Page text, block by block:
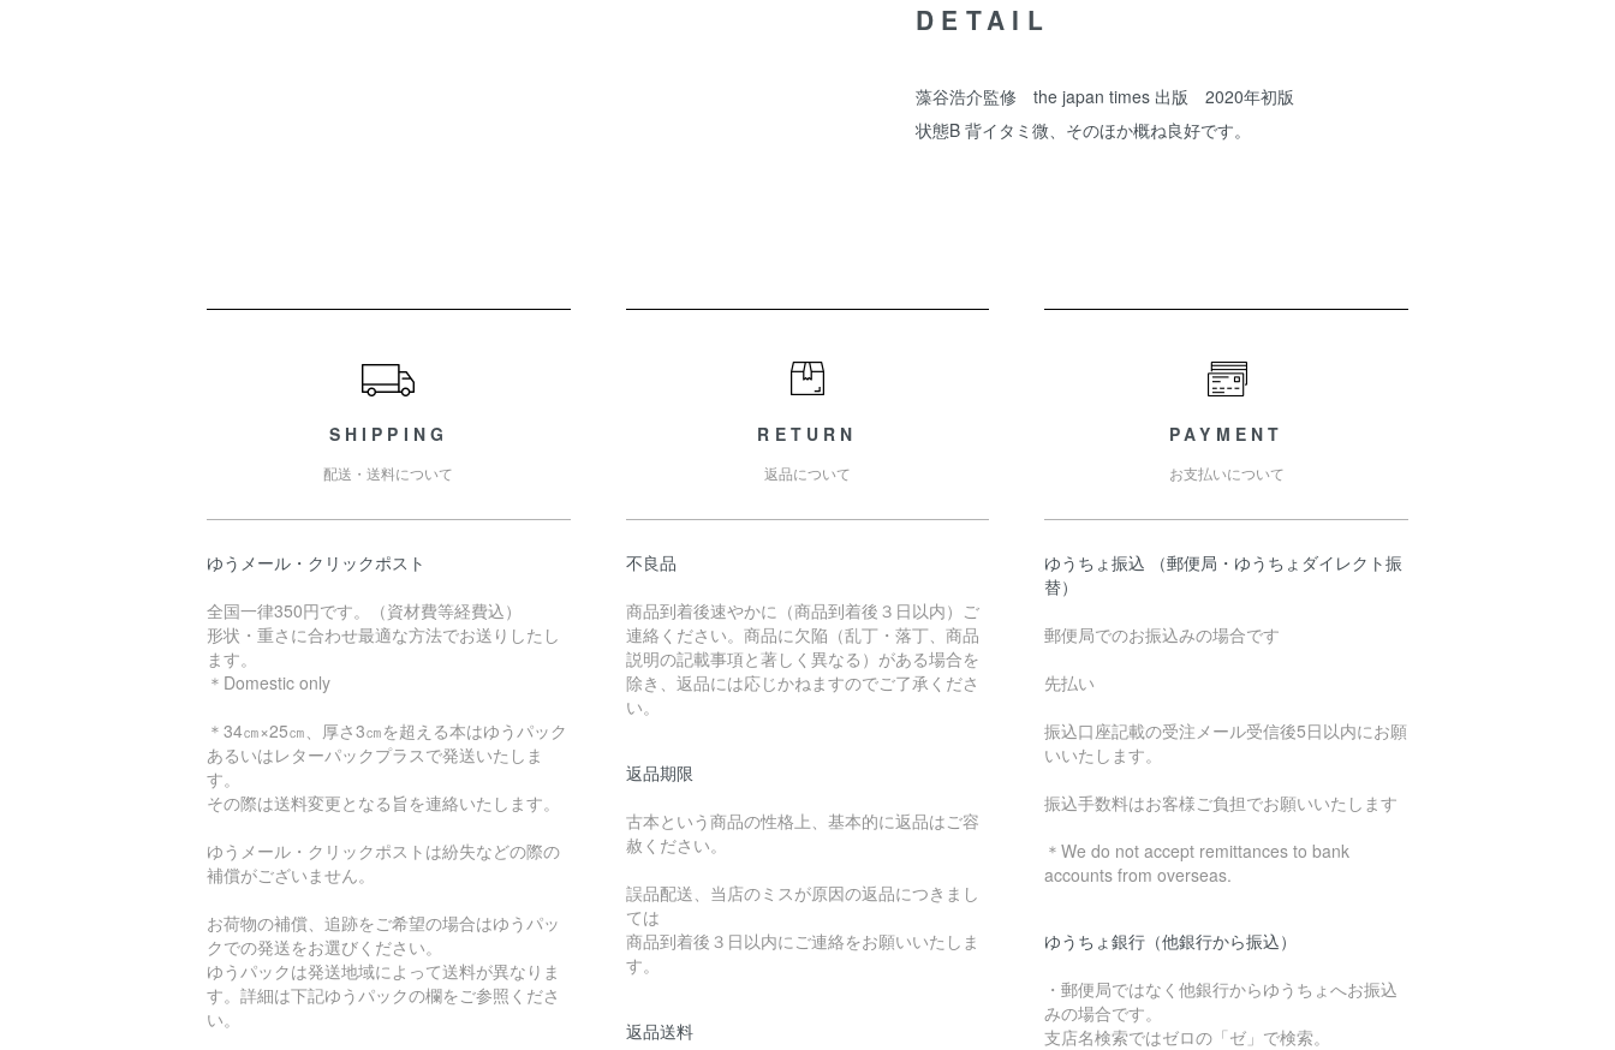
DETAIL
藻谷浩介監修 the japan times 出版 2020年初版
状態B 背イタミ微、そのほか概ね良好です。
SHIPPING
配送・送料について
ゆうメール・クリックポスト
全国一律350円です。（資材費等経費込）
形状・重さに合わせ最適な方法でお送りしたし
ます。
＊Domestic only
＊34㎝×25㎝、厚さ3㎝を超える本はゆうパック
あるいはレターパックプラスで発送いたしま
す。
その際は送料変更となる旨を連絡いたします。
ゆうメール・クリックポストは紛失などの際の
補償がございません。
お荷物の補償、追跡をご希望の場合はゆうパッ
クでの発送をお選びください。
ゆうパックは発送地域によって送料が異なりま
す。詳細は下記ゆうパックの欄をご参照くださ
い。
RETURN
返品について
不良品
商品到着後速やかに（商品到着後３日以内）ご
連絡ください。商品に欠陥（乱丁・落丁、商品
説明の記載事項と著しく異なる）がある場合を
除き、返品には応じかねますのでご了承くださ
い。
返品期限
古本という商品の性格上、基本的に返品はご容
赦ください。
誤品配送、当店のミスが原因の返品につきまし
ては
商品到着後３日以内にご連絡をお願いいたしま
す。
返品送料
PAYMENT
お支払いについて
ゆうちょ振込 （郵便局・ゆうちょダイレクト振
替）
郵便局でのお振込みの場合です
先払い
振込口座記載の受注メール受信後5日以内にお願
いいたします。
振込手数料はお客様ご負担でお願いいたします
＊We do not accept remittances to bank
accounts from overseas.
ゆうちょ銀行（他銀行から振込）
・郵便局ではなく他銀行からゆうちょへお振込
みの場合です。
支店名検索ではゼロの「ゼ」で検索。